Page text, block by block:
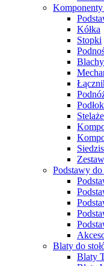
Komponenty
Kółka
Stopki
Stelaże
Podstawy do
Blaty do
Blaty